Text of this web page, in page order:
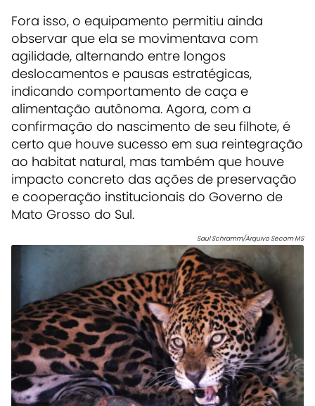
Fora isso, o equipamento permitiu ainda
observar que ela se movimentava com
agilidade, alternando entre longos
deslocamentos e pausas estratégicas,
indicando comportamento de caça e
alimentação autônoma. Agora, com a
confirmação do nascimento de seu filhote, é
certo que houve sucesso em sua reintegração
ao habitat natural, mas também que houve
impacto concreto das ações de preservação
e cooperação institucionais do Governo de
Mato Grosso do Sul.
Saul Schramm/Arquivo Secom MS